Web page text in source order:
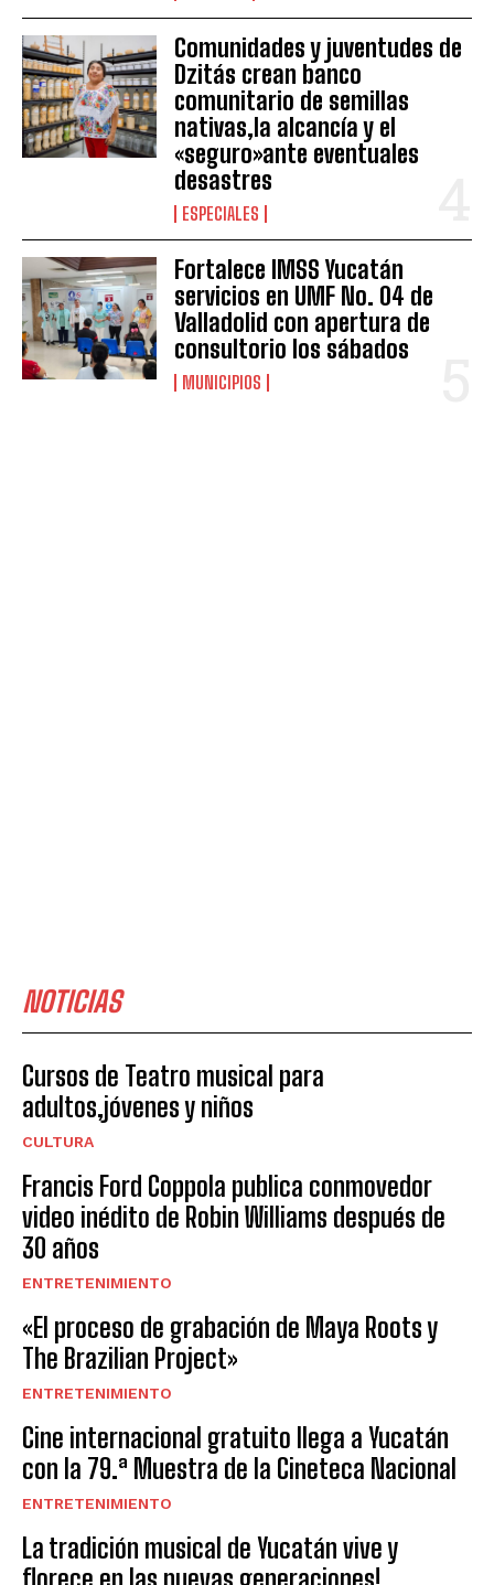
Comunidades y juventudes de
Dzitás crean banco
comunitario de semillas
nativas,la alcancía y el
«seguro»ante eventuales
desastres
ESPECIALES
Fortalece IMSS Yucatán
servicios en UMF No. 04 de
Valladolid con apertura de
consultorio los sábados
MUNICIPIOS
NOTICIAS
Cursos de Teatro musical para
adultos,jóvenes y niños
CULTURA
Francis Ford Coppola publica conmovedor
video inédito de Robin Williams después de
30 años
ENTRETENIMIENTO
«El proceso de grabación de Maya Roots y
The Brazilian Project»
ENTRETENIMIENTO
Cine internacional gratuito llega a Yucatán
con la 79.ª Muestra de la Cineteca Nacional
ENTRETENIMIENTO
La tradición musical de Yucatán vive y